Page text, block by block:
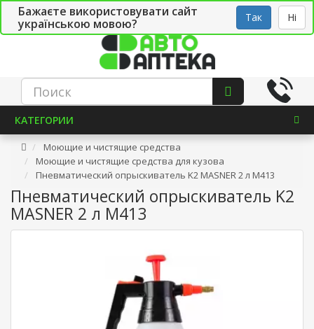
Бажаєте використовувати сайт
українською мовою?
Так Ні
СТО Укр
КАТЕГОРИИ
Моющие и чистящие средства
Моющие и чистящие средства для кузова
Пневматический опрыскиватель K2 MASNER 2 л M413
Пневматический опрыскиватель K2
MASNER 2 л M413